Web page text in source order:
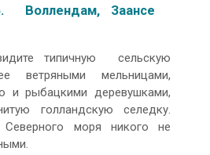
Воллендам, Заансе
типичную сельскую
ветряными мельницами,
и рыбацкими деревушками,
голландскую селедку.
Северного моря никого не